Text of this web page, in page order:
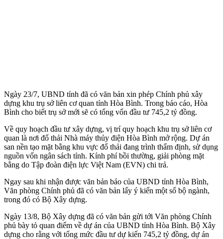
Ngày 23/7, UBND tỉnh đã có văn bản xin phép Chính phủ xây
dựng khu trụ sở liên cơ quan tỉnh Hòa Bình. Trong báo cáo, Hòa
Bình cho biết trụ sở mới sẽ có tổng vốn đầu tư 745,2 tỷ đồng.
Về quy hoạch đầu tư xây dựng, vị trí quy hoạch khu trụ sở liên cơ
quan là nơi đổ thải Nhà máy thủy điện Hòa Bình mở rộng. Dự án
san nền tạo mặt bằng khu vực đổ thải đang trình thẩm định, sử dụng
nguồn vốn ngân sách tỉnh. Kính phí bồi thường, giải phòng mặt
bằng do Tập đoàn điện lực Việt Nam (EVN) chi trả.
Ngay sau khi nhận được văn bản báo của UBND tỉnh Hòa Bình,
Văn phòng Chính phủ đã có văn bản lấy ý kiến một số bộ ngành,
trong đó có Bộ Xây dựng.
Ngày 13/8, Bộ Xây dựng đã có văn bản gửi tới Văn phòng Chính
phủ bày tỏ quan điểm về dự án của UBND tỉnh Hòa Bình. Bộ Xây
dựng cho rằng với tổng mức đầu tư dự kiến 745,2 tỷ đồng, dự án